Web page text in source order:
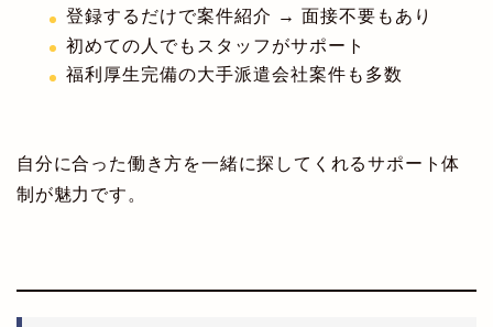
登録するだけで案件紹介 → 面接不要もあり
初めての人でもスタッフがサポート
福利厚生完備の大手派遣会社案件も多数
自分に合った働き方を一緒に探してくれるサポート体
制が魅力です。